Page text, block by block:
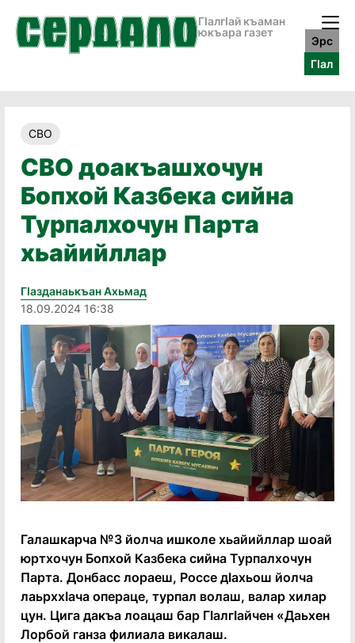
ГӀалгӀай къаман
юкъара газет
Эрс
ГӀал
СВО
СВО доакъашхочун
Бопхой Казбека сийна
Турпалхочун Парта
хьайийллар
Гӏазданаькъан Ахьмад
18.09.2024 16:38
Галашкарча №3 йолча ишколе хьайийллар шоай
юртхочун Бопхой Казбека сийна Турпалхочун
Парта. Донбасс лораеш, Россе дӀахьош йолча
лаьрххӀача операце, турпал волаш, валар хилар
цун. Цига дакъа лоацаш бар ГӀалгӀайчен «Даьхен
Лорбой ганза филиала викалаш.